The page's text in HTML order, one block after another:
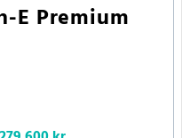
E Premium